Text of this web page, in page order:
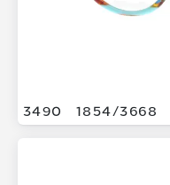
3490 1854/3668